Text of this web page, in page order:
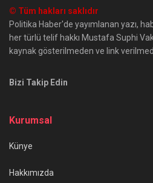
© Tüm hakları saklıdır
Politika Haber'de yayımlanan yazı,
her türlü telif hakkı Mustafa Suphi
kaynak gösterilmeden ve link
Bizi Takip Edin
Kurumsal
Künye
Hakkımızda